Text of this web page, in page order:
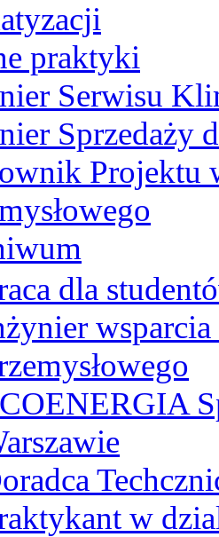
praktyki
Serwisu
Sprzedaży
Projektu
dla
wsparcia
w